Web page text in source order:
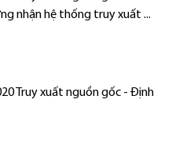
nhận hệ thống truy xuất ...
Truy xuất nguồn gốc - Định